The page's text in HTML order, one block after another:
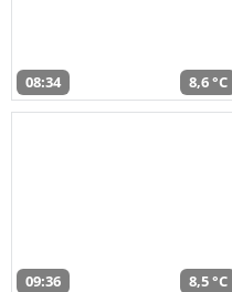
08:34 8,6 °C
09:36 8,5 °C